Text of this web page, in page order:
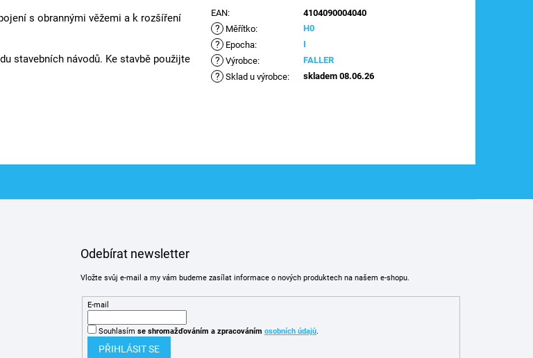
s obrannými věžemi a k rozšíření
stavebních návodů. Ke stavbě použijte
EAN: 4104090004040
? Měřítko: H0
? Epocha: I
? Výrobce: FALLER
? Sklad u výrobce: skladem 08.06.26
Odebírat newsletter
Vložte svůj e-mail a my vám budeme zasílat informace o nových produktech na našem e-shopu.
E-mail
Souhlasím se shromažďováním a zpracováním osobních údajů.
PŘIHLÁSIT SE